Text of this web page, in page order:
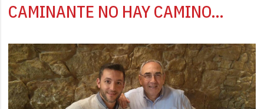
CAMINANTE NO HAY CAMINO…